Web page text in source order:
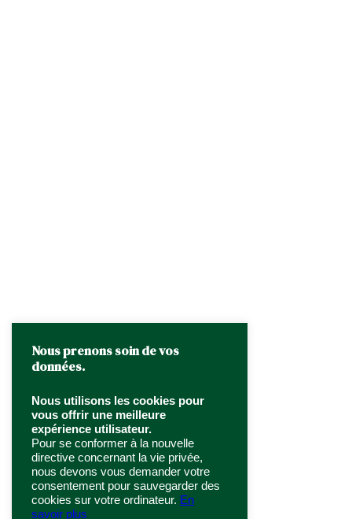
Nous prenons soin de vos
données.
Nous utilisons les cookies pour
vous offrir une meilleure
expérience utilisateur.
Pour se conformer à la nouvelle
directive concernant la vie privée,
nous devons vous demander votre
consentement pour sauvegarder des
cookies sur votre ordinateur. En
savoir plus